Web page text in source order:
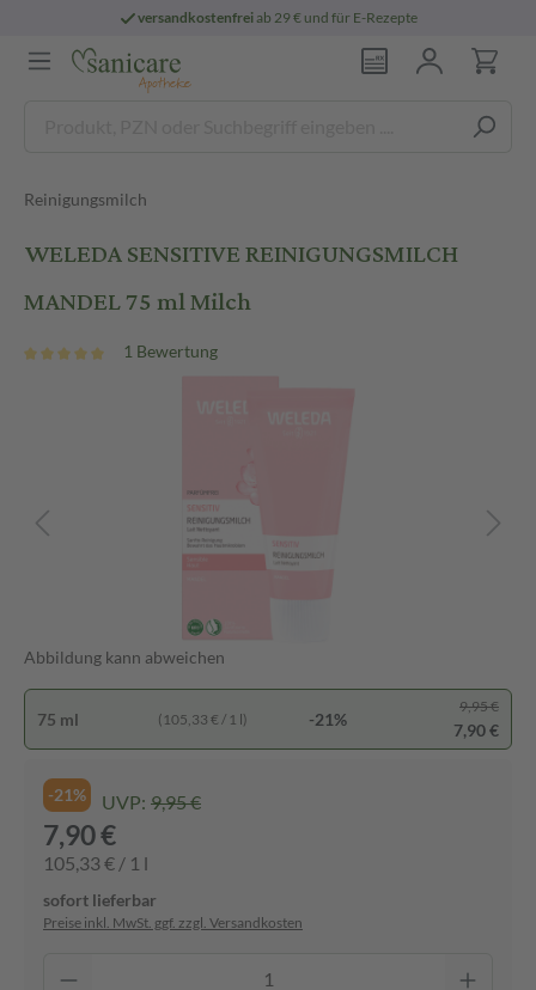
versandkostenfreiab 29 € und für E-Rezepte
Reinigungsmilch
WELEDA SENSITIVE REINIGUNGSMILCH
MANDEL 75 ml Milch
1 Bewertung
Abbildung kann abweichen
75 ml (105,33 € / 1 l) -21%
9,95 €
7,90 €
-21% UVP: 9,95 €
7,90 €
105,33 € / 1 l
sofort lieferbar
Preise inkl. MwSt. ggf. zzgl. Versandkosten